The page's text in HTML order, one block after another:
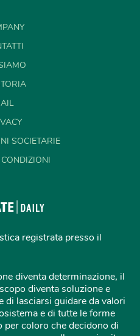
SOCIETARIE
registrata presso il
diventa determinazione, il
diventa soluzione e
di lasciarsi guidare da valori
e di tutte le forme
per coloro che decidono di